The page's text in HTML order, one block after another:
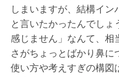
しまいますが、結構イン
と言いたかったんでしょ
感じません」なんて、相
さがちょっとばかり鼻に
使い方や考えすぎの構図